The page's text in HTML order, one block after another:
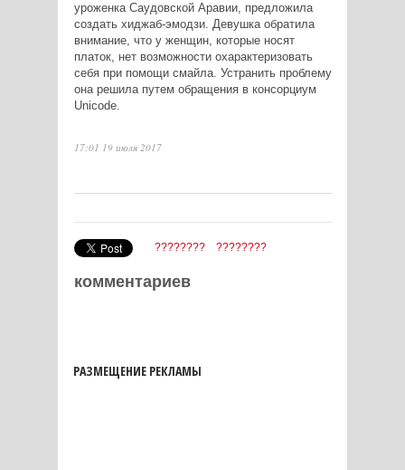
уроженка Саудовской Аравии, предложила
создать хиджаб-эмодзи. Девушка обратила
внимание, что у женщин, которые носят
платок, нет возможности охарактеризовать
себя при помощи смайла. Устранить проблему
она решила путем обращения в консорциум
Unicode.
17:01 19 июля 2017
???????? ????????
комментариев
РАЗМЕЩЕНИЕ РЕКЛАМЫ